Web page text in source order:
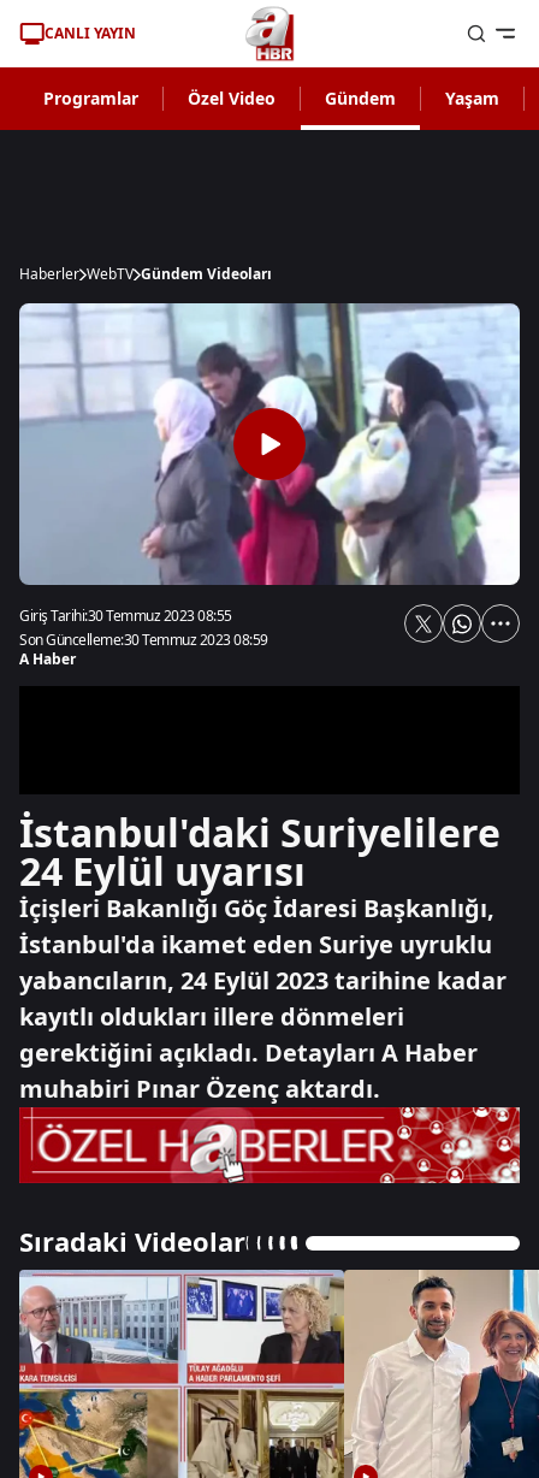
CANLI YAYIN
Programlar Özel Video Gündem Yaşam
Haberler WebTV Gündem Videoları
Giriş Tarihi:30 Temmuz 2023 08:55
Son Güncelleme:30 Temmuz 2023 08:59
A Haber
İstanbul'daki Suriyelilere
24 Eylül uyarısı
İçişleri Bakanlığı Göç İdaresi Başkanlığı,
İstanbul'da ikamet eden Suriye uyruklu
yabancıların, 24 Eylül 2023 tarihine kadar
kayıtlı oldukları illere dönmeleri
gerektiğini açıkladı. Detayları A Haber
muhabiri Pınar Özenç aktardı.
Sıradaki Videolar